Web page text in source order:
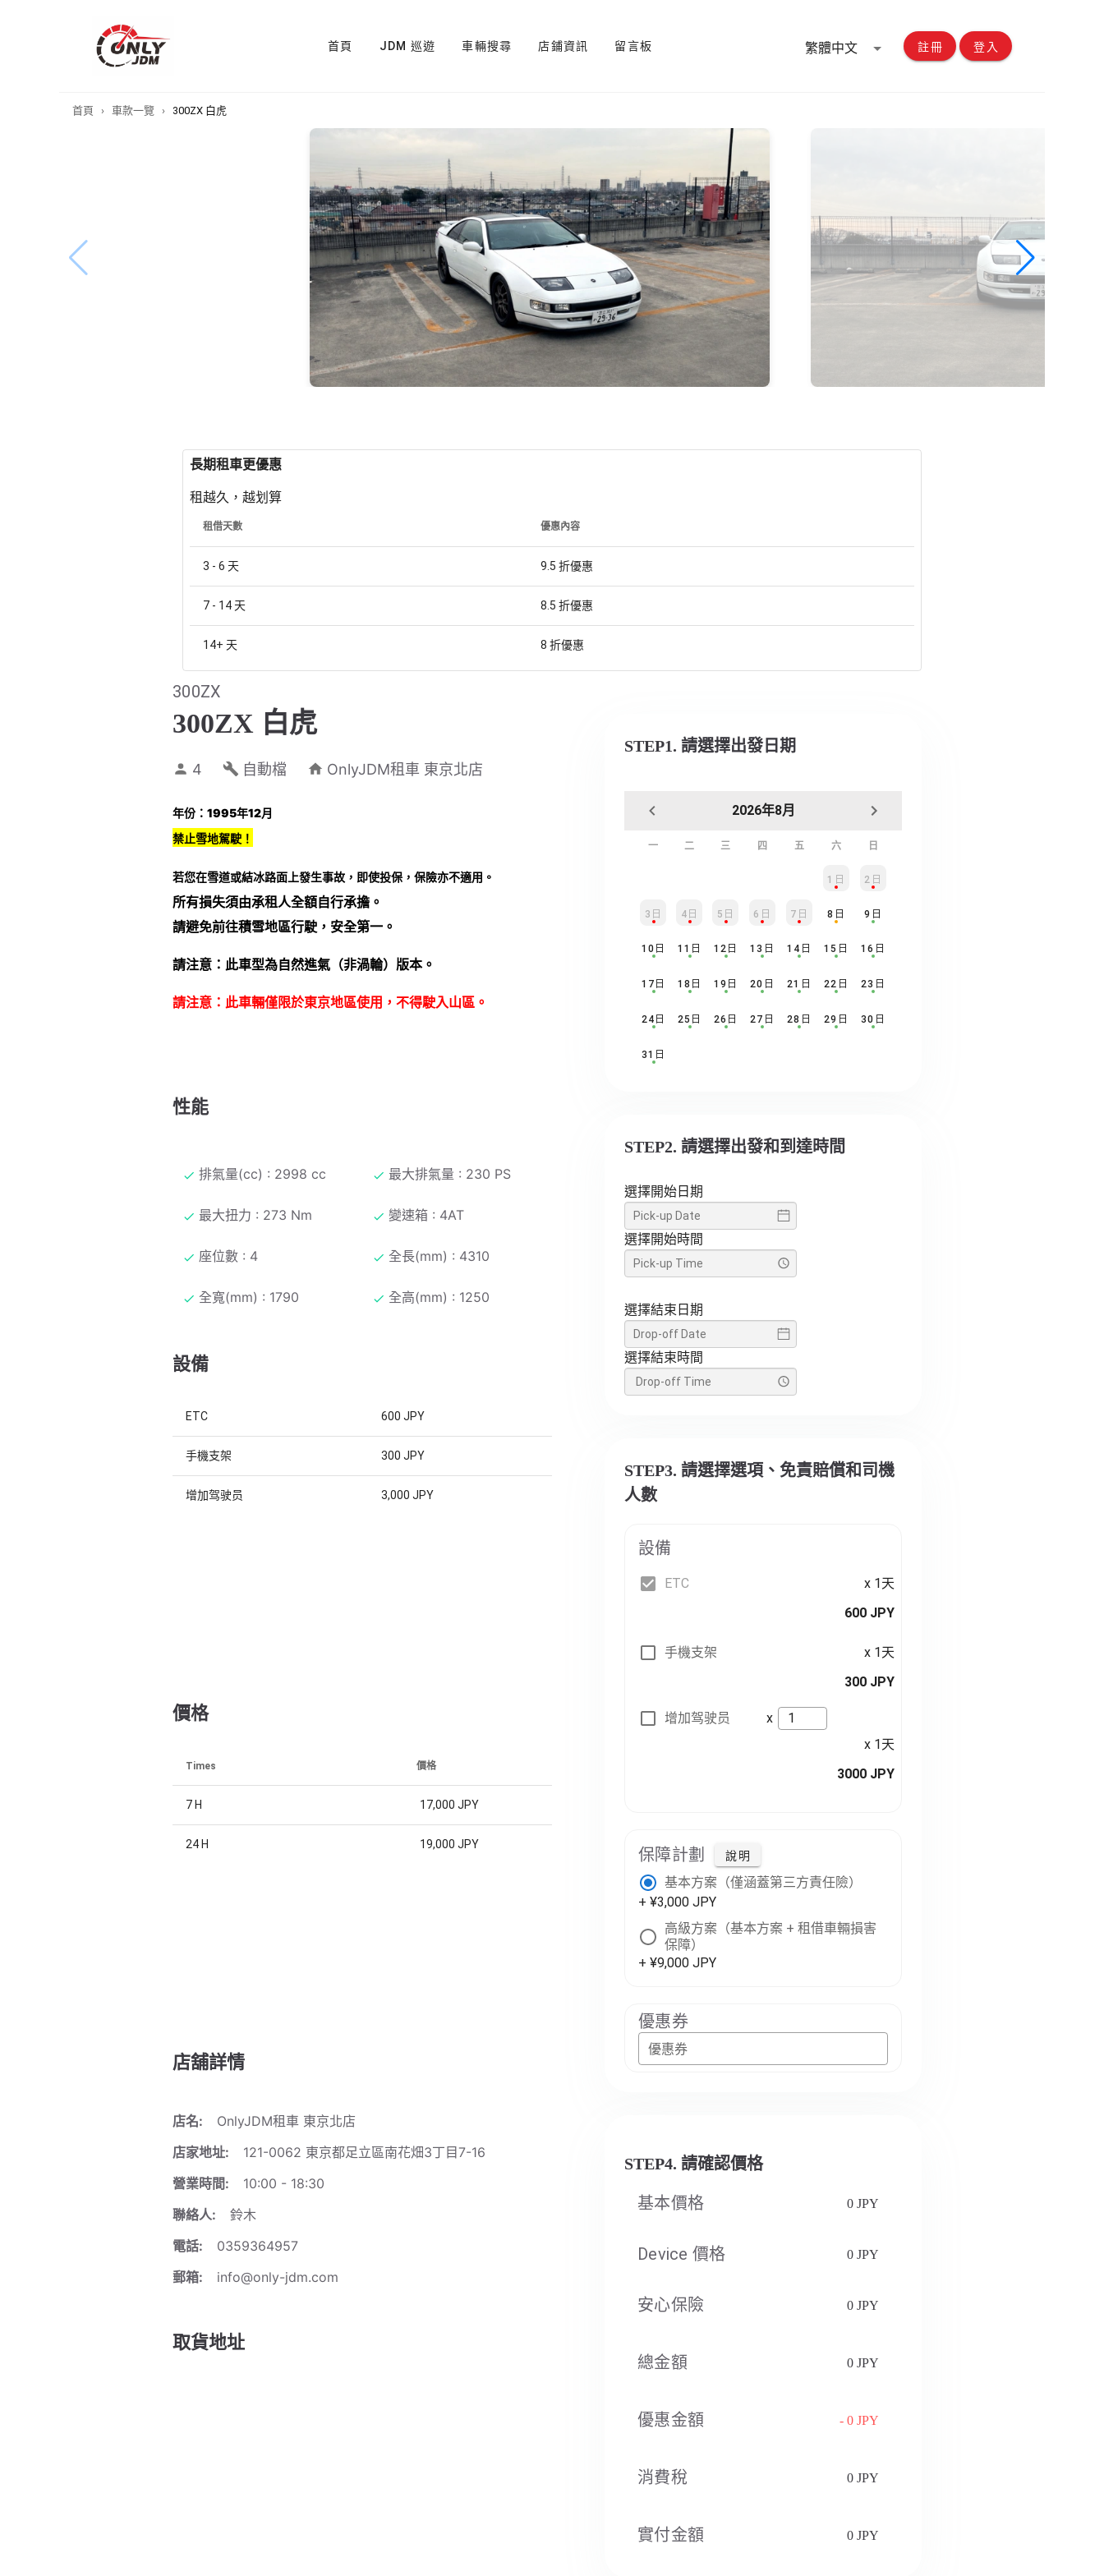
首頁 JDM 巡遊 車輛搜尋 店鋪資訊 留言板 繁體中文 註冊 登入
首頁 › 車款一覽 › 300ZX 白虎
長期租車更優惠
租越久，越划算
租借天數 優惠內容
3 - 6 天 9.5 折優惠
7 - 14 天 8.5 折優惠
14+ 天 8 折優惠
300ZX
300ZX 白虎
4 自動檔 OnlyJDM租車 東京北店
年份：1995年12月
禁止雪地駕駛！
若您在雪道或結冰路面上發生事故，即使投保，保險亦不適用。
所有損失須由承租人全額自行承擔。
請避免前往積雪地區行駛，安全第一。
請注意：此車型為自然進氣（非渦輪）版本。
請注意：此車輛僅限於東京地區使用，不得駛入山區。
性能
排氣量(cc) : 2998 cc 最大排氣量 : 230 PS
最大扭力 : 273 Nm 變速箱 : 4AT
座位數 : 4 全長(mm) : 4310
全寬(mm) : 1790 全高(mm) : 1250
設備
ETC 600 JPY
手機支架 300 JPY
增加驾驶员 3,000 JPY
價格
Times 價格
7 H 17,000 JPY
24 H 19,000 JPY
店舖詳情
店名:
OnlyJDM租車 東京北店
店家地址:
121-0062 東京都足立區南花畑3丁目7-16
營業時間:
10:00 - 18:30
聯絡人:
鈴木
電話:
0359364957
郵箱:
info@only-jdm.com
取貨地址
STEP1. 請選擇出發日期
2026年8月
一 二 三 四 五 六 日
1日 2日
3日 4日 5日 6日 7日 8日 9日
10日 11日 12日 13日 14日 15日 16日
17日 18日 19日 20日 21日 22日 23日
24日 25日 26日 27日 28日 29日 30日
31日
STEP2. 請選擇出發和到達時間
選擇開始日期
選擇開始時間
選擇結束日期
選擇結束時間
STEP3. 請選擇選項、免責賠償和司機
人數
設備
ETC
x 1天
600 JPY
手機支架
x 1天
300 JPY
增加驾驶员
x
x 1天
3000 JPY
保障計劃 說明
基本方案（僅涵蓋第三方責任險）
+ ¥3,000 JPY
高級方案（基本方案 + 租借車輛損害
保障）
+ ¥9,000 JPY
優惠券
優惠券
STEP4. 請確認價格
基本價格 0 JPY
Device 價格 0 JPY
安心保險 0 JPY
總金額 0 JPY
優惠金額 - 0 JPY
消費稅​ 0 JPY
實付金額 0 JPY